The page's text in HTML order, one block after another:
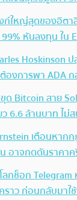
ก์ใหญ่สุดของอิตา
หันลงทุน ใน
Hoskinson
องการพา ADA
ด Bitcoin สาย
ว 6.6 ล้านบาท ไ
เตือนหากก
อาจกดดันราคาค
ลกช็อก
ราว ก่อนกลับมาใ